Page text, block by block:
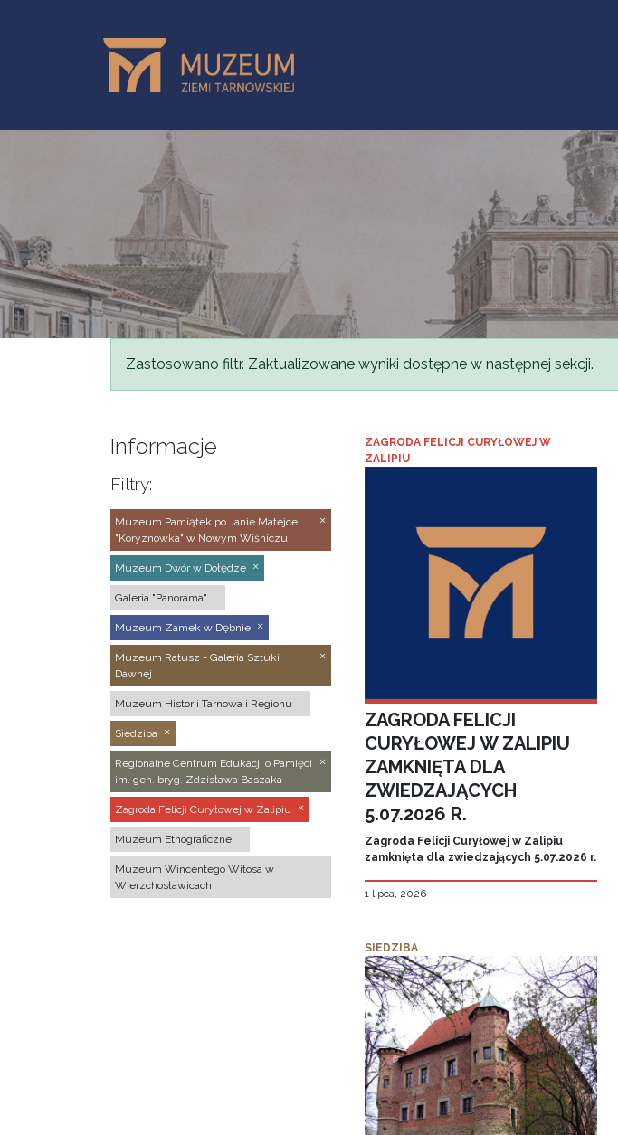
Komunikat
Zastosowano filtr. Zaktualizowane wyniki dostępne w następnej sekcji.
Informacje
Filtry:
Muzeum Pamiątek po Janie Matejce
"Koryznówka" w Nowym Wiśniczu
Muzeum Dwór w Dołędze
Galeria "Panorama"
Muzeum Zamek w Dębnie
Muzeum Ratusz - Galeria Sztuki
Dawnej
Muzeum Historii Tarnowa i Regionu
Siedziba
Regionalne Centrum Edukacji o Pamięci
im. gen. bryg. Zdzisława Baszaka
Zagroda Felicji Curyłowej w Zalipiu
Muzeum Etnograficzne
Muzeum Wincentego Witosa w
Wierzchosławicach
ZAGRODA FELICJI CURYŁOWEJ W
ZALIPIU
ZAGRODA FELICJI
CURYŁOWEJ W ZALIPIU
ZAMKNIĘTA DLA
ZWIEDZAJĄCYCH
5.07.2026 R.
Zagroda Felicji Curyłowej w Zalipiu
zamknięta dla zwiedzających 5.07.2026 r.
1 lipca, 2026
SIEDZIBA